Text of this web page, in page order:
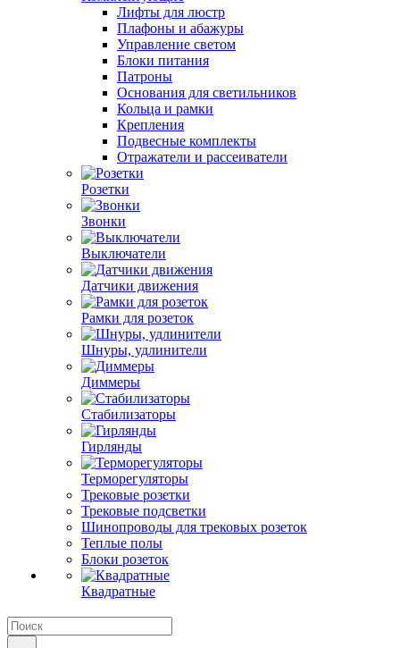
Лифты для люстр
Плафоны и абажуры
Управление светом
Блоки питания
Патроны
Основания для светильников
Кольца и рамки
Крепления
Подвесные комплекты
Отражатели и рассеиватели
Розетки
Звонки
Выключатели
Датчики движения
Рамки для розеток
Шнуры, удлинители
Диммеры
Стабилизаторы
Гирлянды
Терморегуляторы
Трековые розетки
Трековые подсветки
Шинопроводы для трековых розеток
Теплые полы
Блоки розеток
Квадратные